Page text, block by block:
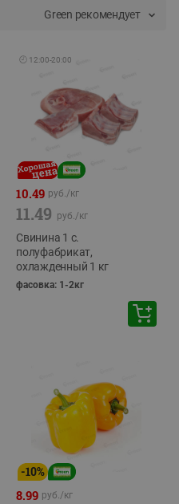
Green рекомендует
🕘 12:00-20:00
10.49 руб./кг
11.49 руб./кг
Свинина 1 с.
полуфабрикат,
охлажденный 1 кг
фасовка: 1-2кг
-10%
8.99 руб./кг